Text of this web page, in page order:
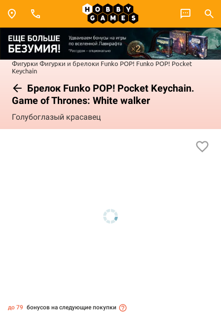
Фигурки Фигурки и брелоки Funko POP! Funko POP! Pocket
Keychain
Брелок Funko POP! Pocket Keychain.
Game of Thrones: White walker
Голубоглазый красавец
до 79 бонусов на следующие покупки